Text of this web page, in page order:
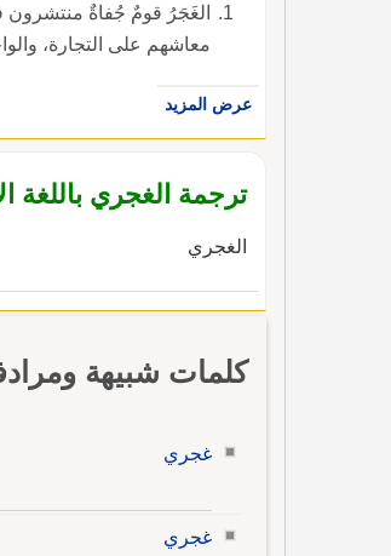
الغَجَرُ قومٌ جُفاةٌ منتشرون
معاشهم على التجارة،
عرض المزيد
ترجمة الغجري باللغة
الغجري
كلمات شبيهة
غجري
غجري